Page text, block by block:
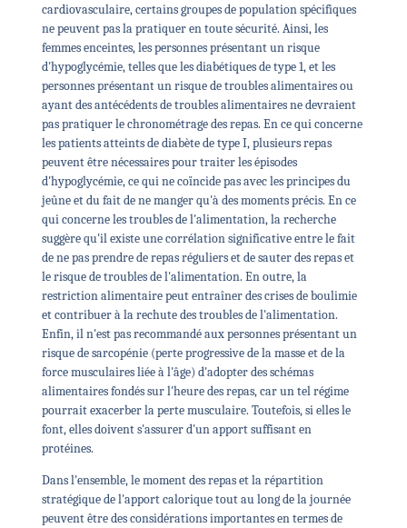
cardiovasculaire, certains groupes de population spécifiques
ne peuvent pas la pratiquer en toute sécurité. Ainsi, les
femmes enceintes, les personnes présentant un risque
d'hypoglycémie, telles que les diabétiques de type 1, et les
personnes présentant un risque de troubles alimentaires ou
ayant des antécédents de troubles alimentaires ne devraient
pas pratiquer le chronométrage des repas. En ce qui concerne
les patients atteints de diabète de type I, plusieurs repas
peuvent être nécessaires pour traiter les épisodes
d'hypoglycémie, ce qui ne coïncide pas avec les principes du
jeûne et du fait de ne manger qu'à des moments précis. En ce
qui concerne les troubles de l'alimentation, la recherche
suggère qu'il existe une corrélation significative entre le fait
de ne pas prendre de repas réguliers et de sauter des repas et
le risque de troubles de l'alimentation. En outre, la
restriction alimentaire peut entraîner des crises de boulimie
et contribuer à la rechute des troubles de l'alimentation.
Enfin, il n'est pas recommandé aux personnes présentant un
risque de sarcopénie (perte progressive de la masse et de la
force musculaires liée à l'âge) d'adopter des schémas
alimentaires fondés sur l'heure des repas, car un tel régime
pourrait exacerber la perte musculaire. Toutefois, si elles le
font, elles doivent s'assurer d'un apport suffisant en
protéines.
Dans l'ensemble, le moment des repas et la répartition
stratégique de l'apport calorique tout au long de la journée
peuvent être des considérations importantes en termes de